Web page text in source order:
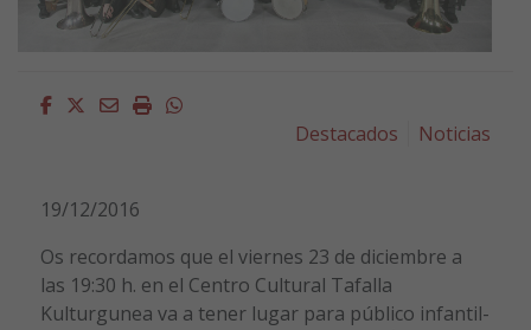
Facebook
Twitter
EmailImprimirWhatsapp
Destacados
Noticias
19/12/2016
Os recordamos que el viernes 23 de diciembre a
las 19:30 h. en el Centro Cultural Tafalla
Kulturgunea va a tener lugar para público infantil-